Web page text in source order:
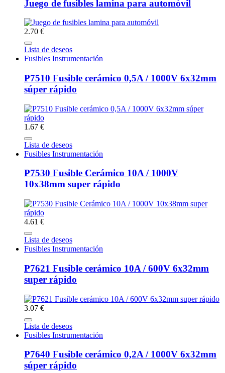
Juego de fusibles lamina para automóvil
2.70 €
Lista de deseos
Fusibles Instrumentación
P7510 Fusible cerámico 0,5A / 1000V 6x32mm
súper rápido
1.67 €
Lista de deseos
Fusibles Instrumentación
P7530 Fusible Cerámico 10A / 1000V
10x38mm super rápido
4.61 €
Lista de deseos
Fusibles Instrumentación
P7621 Fusible cerámico 10A / 600V 6x32mm
super rápido
3.07 €
Lista de deseos
Fusibles Instrumentación
P7640 Fusible cerámico 0,2A / 1000V 6x32mm
súper rápido